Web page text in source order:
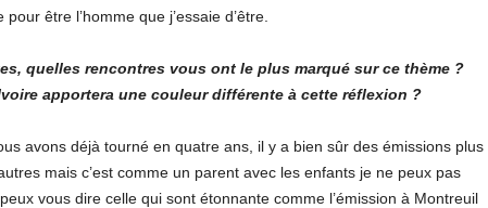
être l’homme que j’essaie d’être.
quelles rencontres vous ont le plus marqué sur ce thème ?
apportera une couleur différente à cette réflexion ?
avons déjà tourné en quatre ans, il y a bien sûr des émissions plus
mais c’est comme un parent avec les enfants je ne peux pas
vous dire celle qui sont étonnante comme l’émission à Montreuil